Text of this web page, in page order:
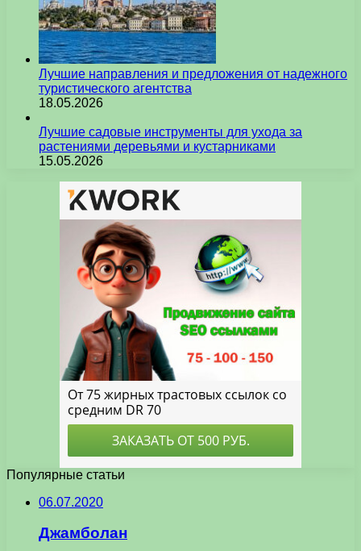
Лучшие направления и предложения от надежного
туристического агентства
18.05.2026
Лучшие садовые инструменты для ухода за
растениями деревьями и кустарниками
15.05.2026
Популярные статьи
06.07.2020
Джамболан